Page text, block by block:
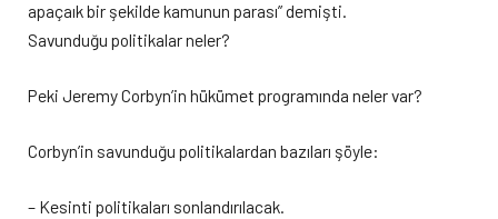
apaçaık bir şekilde kamunun parası” demişti.
Savunduğu politikalar neler?
Peki Jeremy Corbyn’in hükümet programında neler var?
Corbyn’in savunduğu politikalardan bazıları şöyle:
– Kesinti politikaları sonlandırılacak.